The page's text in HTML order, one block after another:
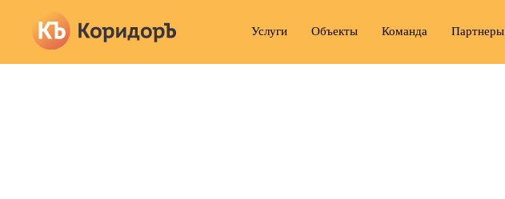
Услуги Объекты Команда Партнеры